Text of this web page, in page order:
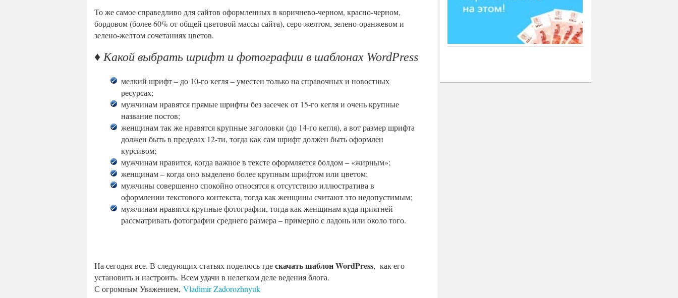
То же самое справедливо для сайтов оформленных в коричнево-черном, красно-черном,
бордовом (более 60% от общей цветовой массы сайта), серо-желтом, зелено-оранжевом и
зелено-желтом сочетаниях цветов.
♦ Какой выбрать шрифт и фотографии в шаблонах WordPress
мелкий шрифт – до 10-го кегля – уместен только на справочных и новостных
ресурсах;
мужчинам нравятся прямые шрифты без засечек от 15-го кегля и очень крупные
название постов;
женщинам так же нравятся крупные заголовки (до 14-го кегля), а вот размер шрифта
должен быть в пределах 12-ти, тогда как сам шрифт должен быть оформлен
курсивом;
мужчинам нравится, когда важное в тексте оформляется болдом – «жирным»;
женщинам – когда оно выделено более крупным шрифтом или цветом;
мужчины совершенно спокойно относятся к отсутствию иллюстратива в
оформлении текстового контекста, тогда как женщины считают это недопустимым;
мужчинам нравятся крупные фотографии, тогда как женщинам куда приятней
рассматривать фотографии среднего размера – примерно с ладонь или около того.
На сегодня все. В следующих статьях поделюсь гдескачать шаблон WordPress, как его
установить и настроить. Всем удачи в нелегком деле ведения блога.
С огромным Уважением, Vladimir Zadorozhnyuk